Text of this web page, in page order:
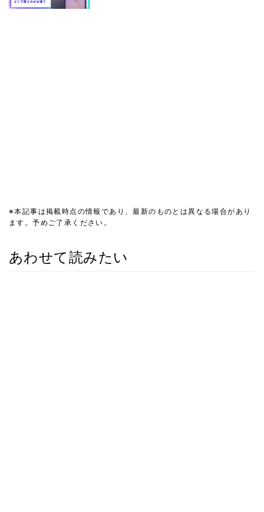
※本記事は掲載時点の情報であり、最新のものとは異なる場合があり
ます。予めご了承ください。
あわせて読みたい